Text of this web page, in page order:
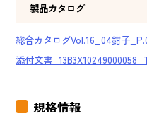
製品カタログ
総合カタログVol.16_04鉗子
添付文書
規格情報